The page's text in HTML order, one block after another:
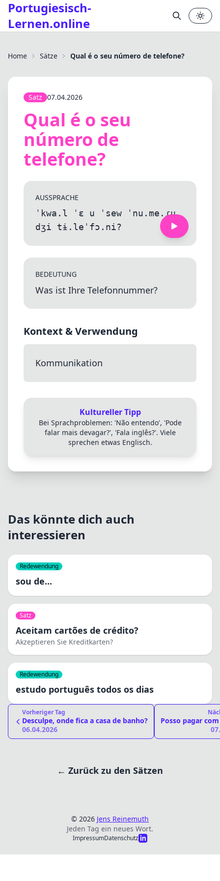
Portugiesisch-
Lernen.online
Home Sätze Qual é o seu número de telefone?
Satz 07.04.2026
Qual é o seu
número de
telefone?
AUSSPRACHE
ˈkwa.l ˈɛ u ˈsew ˈnu.me.ɾu
dʒi tɨ.leˈfɔ.ni?
BEDEUTUNG
Was ist Ihre Telefonnummer?
Kontext & Verwendung
Kommunikation
Kultureller Tipp
Bei Sprachproblemen: 'Não entendo', 'Pode
falar mais devagar?', 'Fala inglês?'. Viele
sprechen etwas Englisch.
Das könnte dich auch
interessieren
Redewendung
sou de...
Satz
Aceitam cartões de crédito?
Akzeptieren Sie Kreditkarten?
Redewendung
estudo português todos os dias
Vorheriger Tag
Desculpe, onde fica a casa de banho?
06.04.2026
Posso pagar
← Zurück zu den Sätzen
© 2026 Jens Reinemuth
Jeden Tag ein neues Wort.
ImpressumDatenschutz